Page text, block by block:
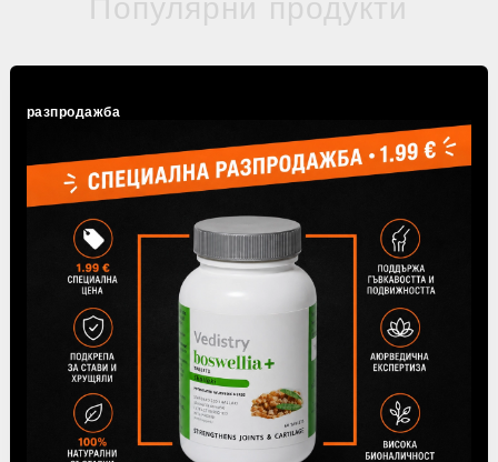
Популярни продукти
Ашваганда Уелнес (против стрес), 60 таблетки,
Himalaya Wellness
€8.99 17.58лв.
разпродажба